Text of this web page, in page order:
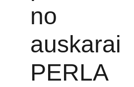
no
auskarai
PERLA